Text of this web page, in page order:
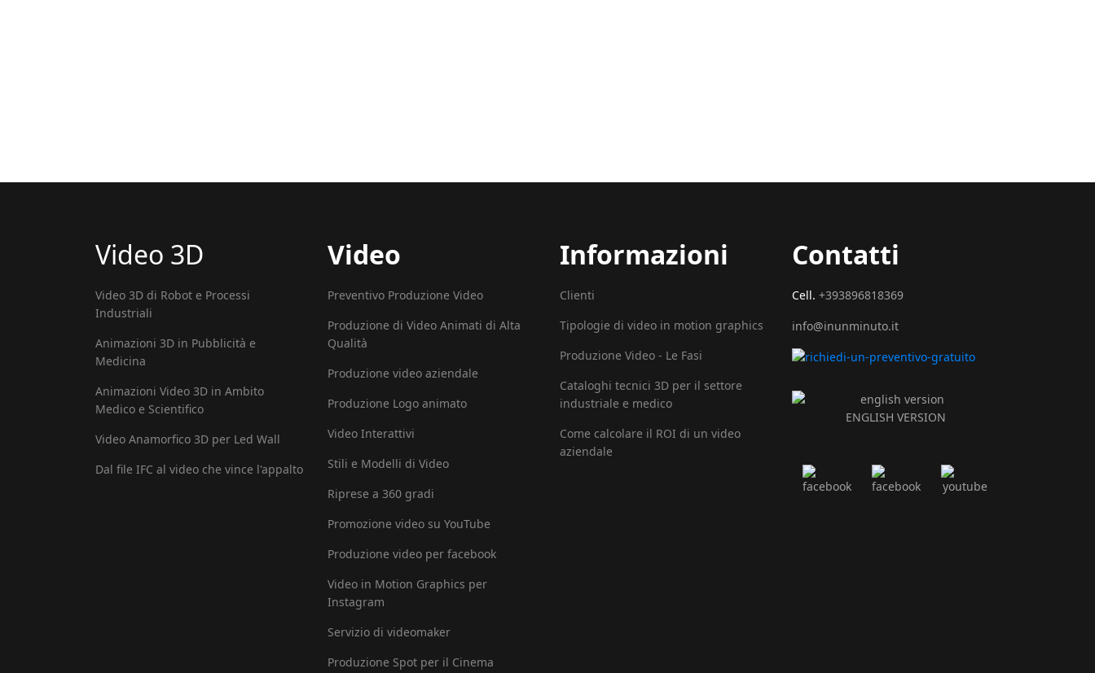
Video 3D
Video 3D di Robot e Processi
Industriali
Animazioni 3D in Pubblicità e
Medicina
Animazioni Video 3D in Ambito
Medico e Scientifico
Video Anamorfico 3D per Led Wall
Dal file IFC al video che vince l'appalto
Video
Preventivo Produzione Video
Produzione di Video Animati di Alta
Qualità
Produzione video aziendale
Produzione Logo animato
Video Interattivi
Stili e Modelli di Video
Riprese a 360 gradi
Promozione video su YouTube
Produzione video per facebook
Video in Motion Graphics per
Instagram
Servizio di videomaker
Produzione Spot per il Cinema
Informazioni
Clienti
Tipologie di video in motion graphics
Produzione Video - Le Fasi
Cataloghi tecnici 3D per il settore
industriale e medico
Come calcolare il ROI di un video
aziendale
Contatti
Cell. +393896818369
info@inunminuto.it
ENGLISH VERSION